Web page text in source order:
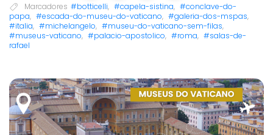
Marcadores #botticelli, #capela-sistina, #conclave-do-
papa, #escada-do-museu-do-vaticano, #galeria-dos-mspas,
#italia, #michelangelo, #museu-do-vaticano-sem-filas,
#museus-vaticano, #palacio-apostolico, #roma, #salas-de-
rafael